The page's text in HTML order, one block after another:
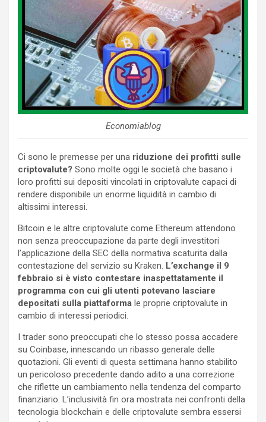
Economiablog
Ci sono le premesse per una riduzione dei profitti sulle
criptovalute? Sono molte oggi le società che basano i
loro profitti sui depositi vincolati in criptovalute capaci di
rendere disponibile un enorme liquidità in cambio di
altissimi interessi.
Bitcoin e le altre criptovalute come Ethereum attendono
non senza preoccupazione da parte degli investitori
l’applicazione della SEC della normativa scaturita dalla
contestazione del servizio su Kraken. L’exchange il 9
febbraio si è visto contestare inaspettatamente il
programma con cui gli utenti potevano lasciare
depositati sulla piattaforma le proprie criptovalute in
cambio di interessi periodici.
I trader sono preoccupati che lo stesso possa accadere
su Coinbase, innescando un ribasso generale delle
quotazioni. Gli eventi di questa settimana hanno stabilito
un pericoloso precedente dando adito a una correzione
che riflette un cambiamento nella tendenza del comparto
finanziario. L’inclusività fin ora mostrata nei confronti della
tecnologia blockchain e delle criptovalute sembra essersi